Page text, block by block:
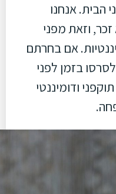
הבית. אנחנו
וזאת מפני
אם בחרתם
בזמן לפני
ודומיננטי